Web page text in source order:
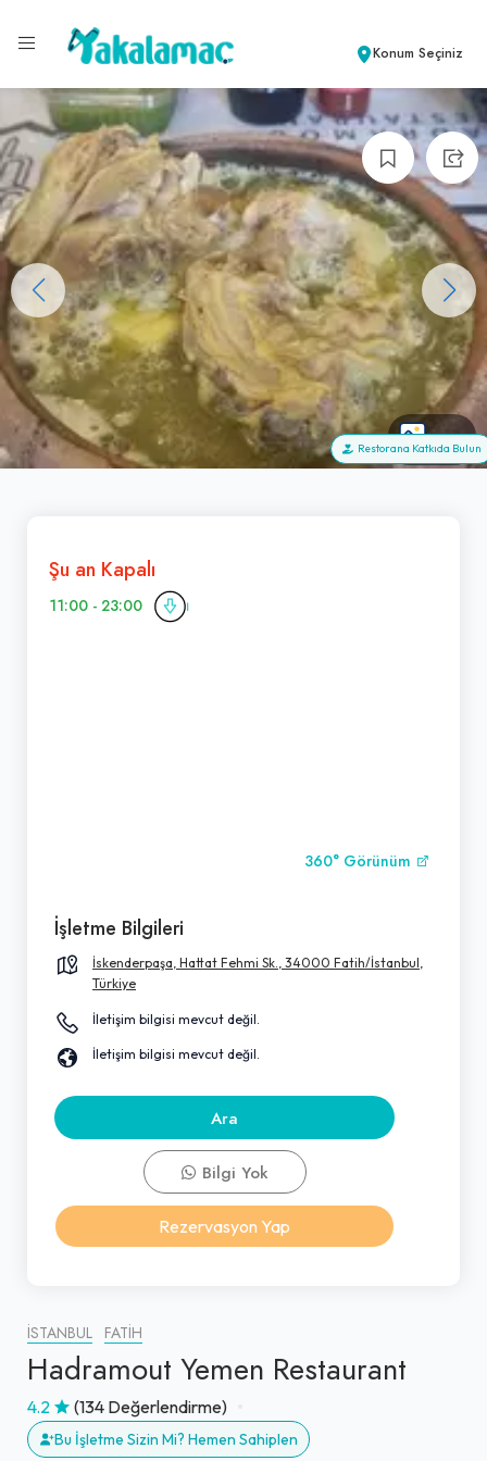
Konum Seçiniz
+58
Restorana Katkıda Bulun
İSTANBUL FATIH
Hadramout Yemen Restaurant
4.2 (134 Değerlendirme)
Bu İşletme Sizin Mi? Hemen Sahiplen
Şu an Kapalı
11:00 - 23:00
360° Görünüm
İşletme Bilgileri
İskenderpaşa, Hattat Fehmi Sk., 34000 Fatih/İstanbul,
Türkiye
İletişim bilgisi mevcut değil.
İletişim bilgisi mevcut değil.
Ara
Bilgi Yok
Rezervasyon Yap